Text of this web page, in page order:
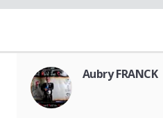
Aubry FRANCK